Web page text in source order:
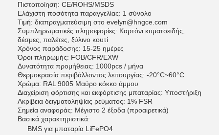
Πιστοποίηση: CE/ROHS/MSDS
Ελάχιστη ποσότητα παραγγελίας: 1 σύνολο
Τιμή: διαπραγματεύσιμη στο evelyn@hngce.com
Συμπληρωματικές πληροφορίες: Καρτόνι κυματοειδής,
δέσμες, παλέτες, ξύλινο κουτί
Χρόνος παράδοσης: 15-25 ημέρες
Όροι πληρωμής: FOB/CFR/EXW
Δυνατότητα προμήθειας: 1000pcs / μήνα
Θερμοκρασία περιβάλλοντος λειτουργίας: -20°C~60°C
Χρώμα: RAL 9005 Μαύρο κόκκο άμμου
Διαχείριση φόρτισης και εκφόρτισης μπαταρίας: Υποστήριξη
Ακρίβεια δειγματοληψίας ρεύματος: 1% FSR
Σημεία αναφοράς: Μέγιστο 2 έξοδα (προαιρετικά)
Βασικά χαρακτηριστικά:
BMS για μπαταρία LiFePO4